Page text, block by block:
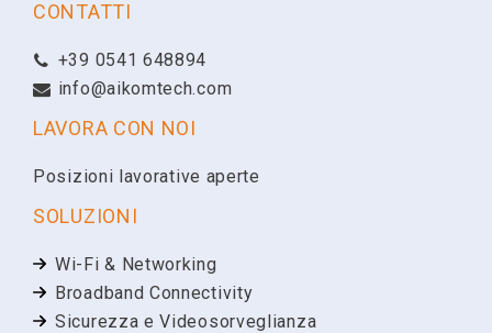
CONTATTI
+39 0541 648894
info@aikomtech.com
LAVORA CON NOI
Posizioni lavorative aperte
SOLUZIONI
Wi-Fi & Networking
Broadband Connectivity
Sicurezza e Videosorveglianza